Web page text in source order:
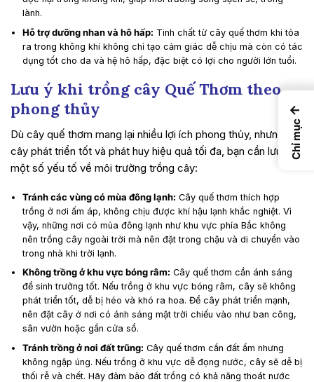
lành.
Hỗ trợ dưỡng nhan và hô hấp: Tinh chất từ cây quế thơm khi tỏa
ra trong không khí không chỉ tạo cảm giác dễ chịu mà còn có tác
dụng tốt cho da và hệ hô hấp, đặc biệt có lợi cho người lớn tuổi.
Lưu ý khi trồng cây Quế Thơm theo
phong thủy
Dù cây quế thơm mang lại nhiều lợi ích phong thủy, nhưng để
cây phát triển tốt và phát huy hiệu quả tối đa, bạn cần lưu ý
một số yếu tố về môi trường trồng cây:
Tránh các vùng có mùa đông lạnh: Cây quế thơm thích hợp
trồng ở nơi ấm áp, không chịu được khí hậu lạnh khắc nghiệt. Vì
vậy, những nơi có mùa đông lạnh như khu vực phía Bắc không
nên trồng cây ngoài trời mà nên đặt trong chậu và di chuyển vào
trong nhà khi trời lạnh.
Không trồng ở khu vực bóng râm: Cây quế thơm cần ánh sáng
để sinh trưởng tốt. Nếu trồng ở khu vực bóng râm, cây sẽ không
phát triển tốt, dễ bị héo và khó ra hoa. Để cây phát triển mạnh,
nên đặt cây ở nơi có ánh sáng mặt trời chiếu vào như ban công,
sân vườn hoặc gần cửa sổ.
Tránh trồng ở nơi đất trũng: Cây quế thơm cần đất ẩm nhưng
không ngập úng. Nếu trồng ở khu vực dễ đọng nước, cây sẽ dễ bị
thối rễ và chết. Hãy đảm bảo đất trồng có khả năng thoát nước
←
Chỉ mục